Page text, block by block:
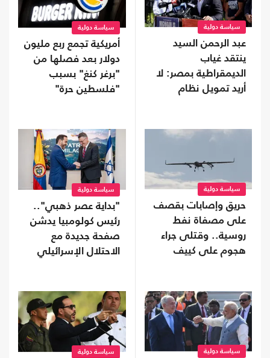
سياسة دولية
عبد الرحمن السيد
ينتقد غياب
الديمقراطية بمصر: لا
أريد تمويل نظام
سياسة دولية
أمريكية تجمع ربع مليون
دولار بعد فصلها من
"برغر كنغ" بسبب
"فلسطين حرة"
سياسة دولية
حريق وإصابات بقصف
على مصفاة نفط
روسية.. وقتلى جراء
هجوم على كييف
سياسة دولية
"بداية عصر ذهبي"..
رئيس كولومبيا يدشن
صفحة جديدة مع
الاحتلال الإسرائيلي
سياسة دولية سياسة دولية